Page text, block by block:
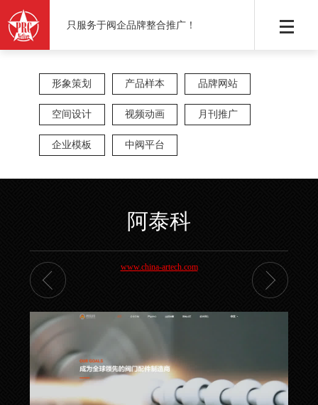
只服务于阀企品牌整合推广！
形象策划 产品样本 品牌网站
空间设计 视频动画 月刊推广
企业模板 中阀平台
阿泰科
www.china-artech.com